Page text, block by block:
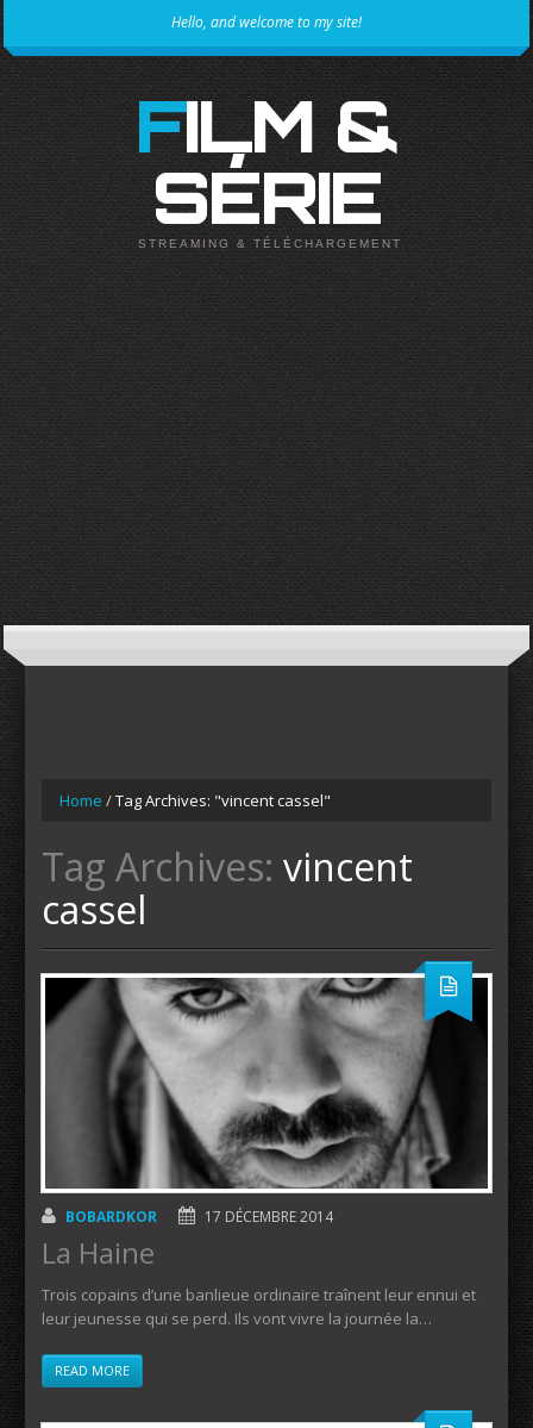
Hello, and welcome to my site!
FILM &
SÉRIE
STREAMING & TÉLÉCHARGEMENT
Home /Tag Archives: "vincent cassel"
Tag Archives: vincent
cassel
BOBARDKOR 17 DÉCEMBRE 2014
La Haine
Trois copains d’une banlieue ordinaire traînent leur ennui et
leur jeunesse qui se perd. Ils vont vivre la journée la…
READ MORE